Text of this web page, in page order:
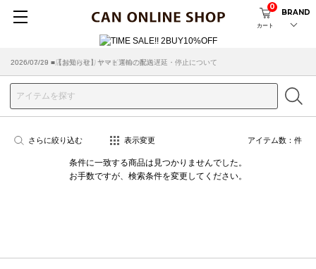
カート
0
BRAND
2026/07/29 ■【お知らせ】ヤマト運輸の配送遅延・停止について
2026/03/18 ■店舗受け取りサービスのご案内
さらに絞り込む 表示変更 アイテム数： 件
条件に一致する商品は見つかりませんでした。
お手数ですが、検索条件を変更してください。